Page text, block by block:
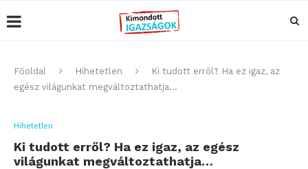
Főoldal Hihetetlen
Ki tudott erről? Ha ez igaz, az
egész világunkat megváltoztathatja…
Hihetetlen
Ki tudott erről? Ha ez igaz, az egész
világunkat megváltoztathatja…